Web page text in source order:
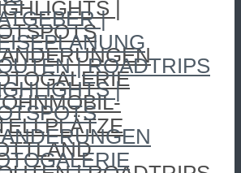
|
|
| ROADTRIPS
|